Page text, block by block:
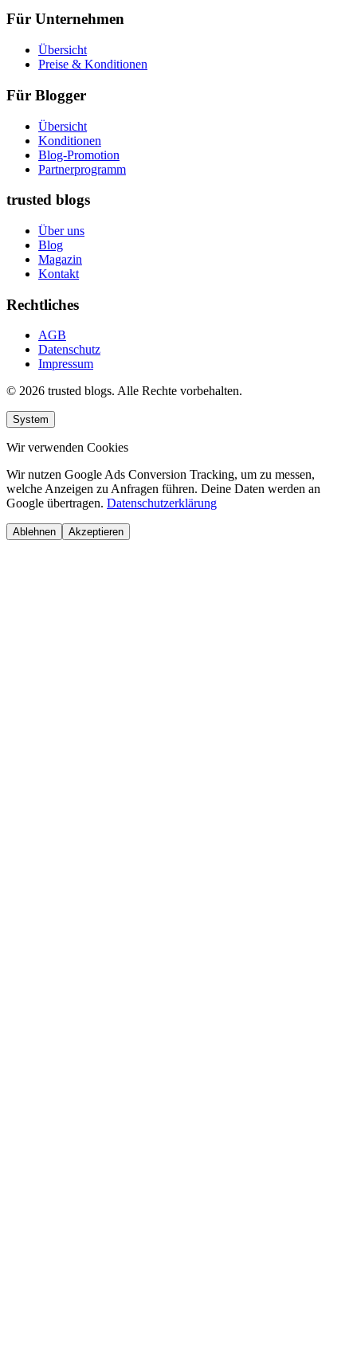
Für Unternehmen
Übersicht
Preise & Konditionen
Für Blogger
Übersicht
Konditionen
Blog-Promotion
Partnerprogramm
trusted blogs
Über uns
Blog
Magazin
Kontakt
Rechtliches
AGB
Datenschutz
Impressum
© 2026 trusted blogs. Alle Rechte vorbehalten.
System
Wir verwenden Cookies
Wir nutzen Google Ads Conversion Tracking, um zu messen,
welche Anzeigen zu Anfragen führen. Deine Daten werden an
Google übertragen. Datenschutzerklärung
Ablehnen Akzeptieren